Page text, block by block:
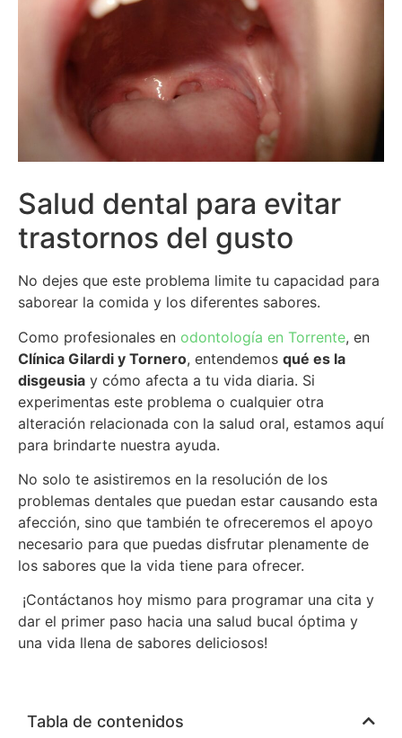
Salud dental para evitar
trastornos del gusto
No dejes que este problema limite tu capacidad para
saborear la comida y los diferentes sabores.
Como profesionales en odontología en Torrente, en
Clínica Gilardi y Tornero, entendemos qué es la
disgeusia y cómo afecta a tu vida diaria. Si
experimentas este problema o cualquier otra
alteración relacionada con la salud oral, estamos aquí
para brindarte nuestra ayuda.
No solo te asistiremos en la resolución de los
problemas dentales que puedan estar causando esta
afección, sino que también te ofreceremos el apoyo
necesario para que puedas disfrutar plenamente de
los sabores que la vida tiene para ofrecer.
¡Contáctanos hoy mismo para programar una cita y
dar el primer paso hacia una salud bucal óptima y
una vida llena de sabores deliciosos!
Tabla de contenidos